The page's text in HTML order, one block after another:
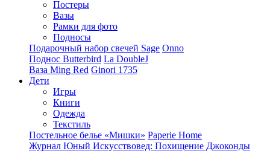
Постеры
Вазы
Рамки для фото
Подносы
Подарочный набор свечей Sage Onno
Поднос Butterbird La DoubleJ
Ваза Ming Red Ginori 1735
Дети
Игры
Книги
Одежда
Текстиль
Постельное белье «Мишки» Paperie Home
Журнал Юный Искусствовед: Похищение Джоконды